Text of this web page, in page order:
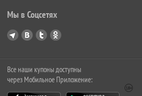
Мы в Соцсетях
Все наши купоны доступны
через Мобильное Приложение: